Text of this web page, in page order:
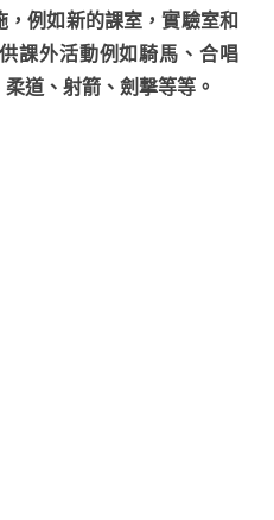
例如新的課室，實驗室和
課外活動例如騎馬、合唱
道、射箭、劍撃等等。